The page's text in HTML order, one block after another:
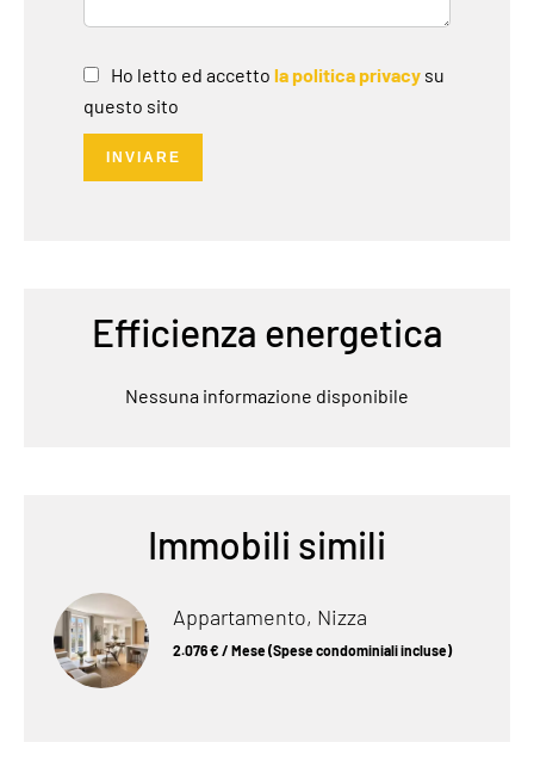
Ho letto ed accetto la politica privacy su
questo sito
INVIARE
Efficienza energetica
Nessuna informazione disponibile
Immobili simili
Appartamento, Nizza
2.076 € / Mese (Spese condominiali incluse)